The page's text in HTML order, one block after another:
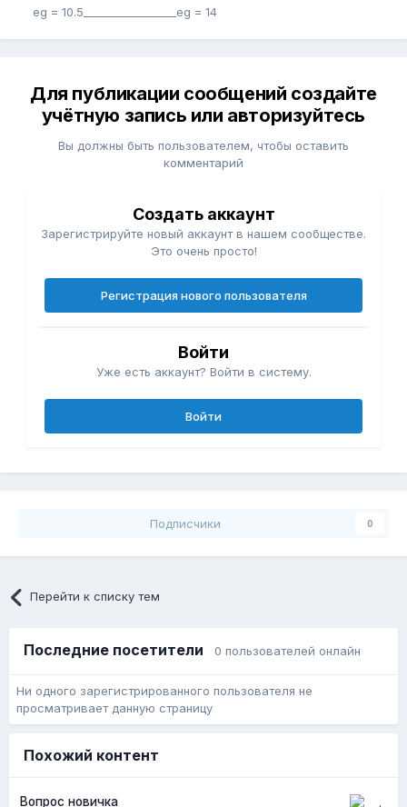
eg = 10.5_________________eg = 14
Для публикации сообщений создайте
учётную запись или авторизуйтесь
Вы должны быть пользователем, чтобы оставить
комментарий
Создать аккаунт
Зарегистрируйте новый аккаунт в нашем сообществе.
Это очень просто!
Регистрация нового пользователя
Войти
Уже есть аккаунт? Войти в систему.
Войти
Подписчики 0
Перейти к списку тем
Последние посетители 0 пользователей онлайн
Ни одного зарегистрированного пользователя не
просматривает данную страницу
Похожий контент
Вопрос новичка